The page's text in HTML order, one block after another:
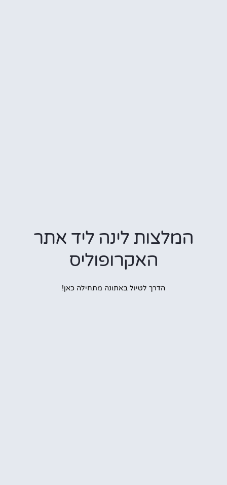
המלצות לינה ליד אתר
האקרופוליס
הדרך לטיול באתונה מתחילה כאן!